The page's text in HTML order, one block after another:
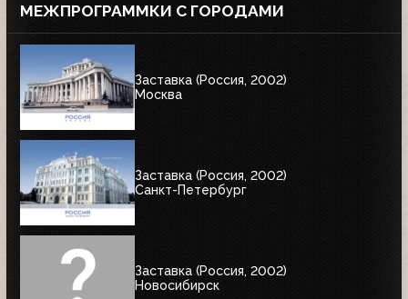
МЕЖПРОГРАММКИ С ГОРОДАМИ
Заставка (Россия, 2002)
Москва
Заставка (Россия, 2002)
Санкт-Петербург
Заставка (Россия, 2002)
Новосибирск